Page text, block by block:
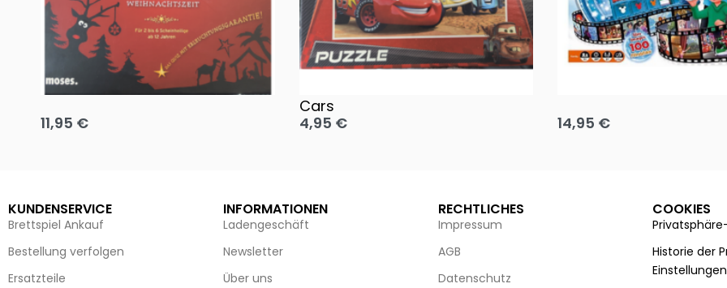
Oh, heilige Nacht!
11,95 €
Cars
4,95 €
14,95 €
KUNDENSERVICE
Brettspiel Ankauf
Bestellung verfolgen
Ersatzteile
INFORMATIONEN
Ladengeschäft
Newsletter
Über uns
RECHTLICHES
Impressum
AGB
Datenschutz
COOKIES
Historie der
Einstellungen